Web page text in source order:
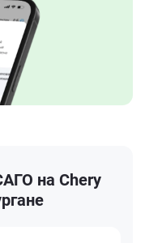
на Chery